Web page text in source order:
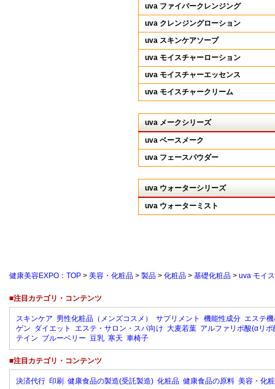
uva ファイバークレンジング
uva クレンジングローション
uva スキンケアソープ
uva モイスチャーローション
uva モイスチャーエッセンス
uva モイスチャークリーム
uva メークシリーズ
uva ベースメーク
uva フェースパウダー
uva ウォーターシリーズ
uva ウォーターミスト
健康美容EXPO：TOP > 美容・化粧品 > 製品 > 化粧品 > 基礎化粧品 > uva モイ
■注目カテゴリ・コンテンツ
スキンケア 男性化粧品（メンズコスメ） サプリメント 機能性成分 エステ
ゲン ダイエット エステ・サロン・スパ向け 大麦若葉 アルファリポ酸(αリポ
テイン ブルーベリー 豆乳 寒天 車椅子
■注目カテゴリ・コンテンツ
決済代行 印刷 健康食品の製造(受託製造) 化粧品 健康食品の原料 美容・化